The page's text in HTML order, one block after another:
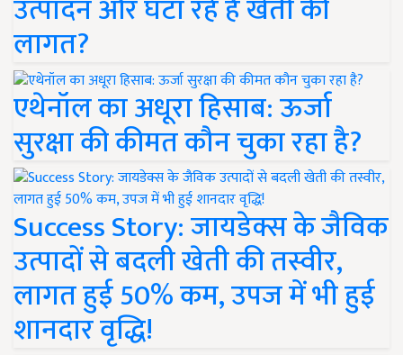
उत्पादन और घटा रहे हैं खेती की
लागत?
एथेनॉल का अधूरा हिसाब: ऊर्जा
सुरक्षा की कीमत कौन चुका रहा है?
Success Story: जायडेक्स के जैविक
उत्पादों से बदली खेती की तस्वीर,
लागत हुई 50% कम, उपज में भी हुई
शानदार वृद्धि!